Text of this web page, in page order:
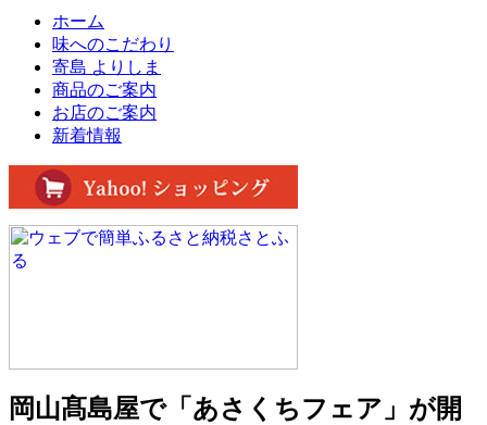
ホーム
味へのこだわり
寄島 よりしま
商品のご案内
お店のご案内
新着情報
岡山髙島屋で「あさくちフェア」が開